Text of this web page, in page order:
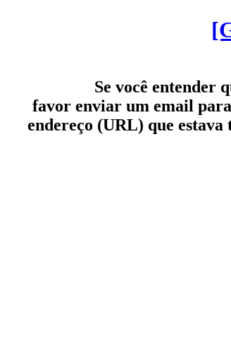
Se você entender
favor enviar um email
endereço (URL) que estava